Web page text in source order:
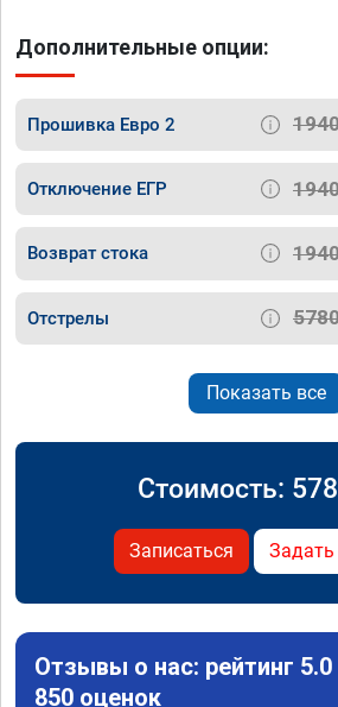
Дополнительные опции:
Прошивка Евро 2
Отключение ЕГР
Возврат стока
Отстрелы
Показать все
Стоимость:
Записаться Задать
Отзывы о нас: рейтинг 5.0
850 оценок